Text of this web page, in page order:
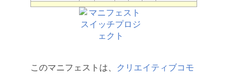
このマニフェストは、
クリエイティブコモ